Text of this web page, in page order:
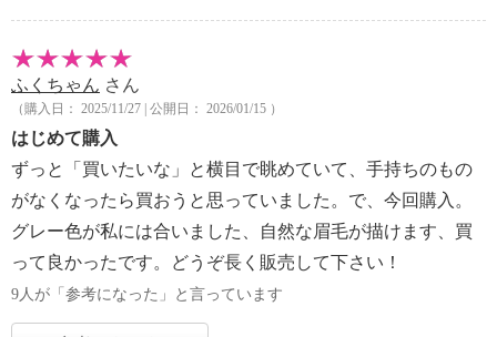
ふくちゃん さん
（購入日： 2025/11/27 | 公開日： 2026/01/15 ）
はじめて購入
ずっと「買いたいな」と横目で眺めていて、手持ちのもの
がなくなったら買おうと思っていました。で、今回購入。
グレー色が私には合いました、自然な眉毛が描けます、買
って良かったです。どうぞ長く販売して下さい！
9人が「参考になった」と言っています